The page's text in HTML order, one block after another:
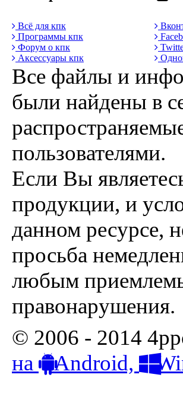
Всё для кпк
Программы кпк
Форум о кпк
Аксессуары кпк
Все файлы и
были найдены в
пользователями.
Если Вы
продукции, и
данном ресурсе,
просьба
любым
правонарушения.
© 2006 - 2014
на
Android,